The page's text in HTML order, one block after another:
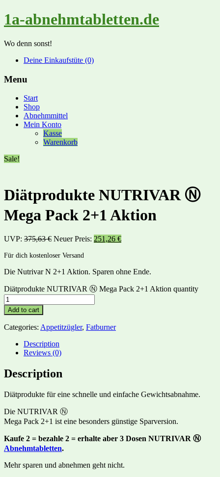
1a-abnehmtabletten.de
Wo denn sonst!
Deine Einkaufstüte (0)
Menu
Start
Shop
Abnehmmittel
Mein Konto
Kasse
Warenkorb
Sale!
Diätprodukte NUTRIVAR Ⓝ
Mega Pack 2+1 Aktion
UVP: 375,63€ Neuer Preis: 251,26 €
Für dich kostenloser Versand
Die Nutrivar N 2+1 Aktion. Sparen ohne Ende.
Diätprodukte NUTRIVAR Ⓝ Mega Pack 2+1 Aktion quantity
Add to cart
Categories: Appetitzügler, Fatburner
Description
Reviews (0)
Description
Diätprodukte für eine schnelle und einfache Gewichtsabnahme.
Die NUTRIVAR Ⓝ
Mega Pack 2+1 ist eine besonders günstige Sparversion.
Kaufe 2 = bezahle 2 = erhalte aber 3 Dosen NUTRIVAR Ⓝ
Abnehmtabletten.
Mehr sparen und abnehmen geht nicht.